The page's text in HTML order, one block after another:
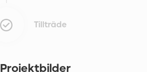
Tillträde
Projektbilder